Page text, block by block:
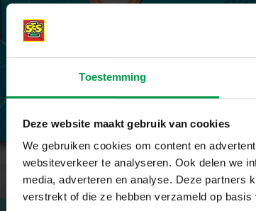
Toestemming
Deze website maakt gebruik van cookies
We gebruiken cookies om content en
websiteverkeer te analyseren. Ook delen we
media, adverteren en analyse. Deze partners
verstrekt of die ze hebben verzameld op